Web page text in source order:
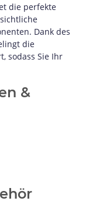
die perfekte
Dank des
die
sodass Sie Ihr
&